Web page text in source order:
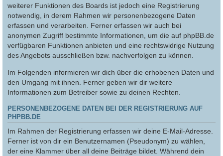
weiterer Funktionen des Boards ist jedoch eine Registrierung
notwendig, in derem Rahmen wir personenbezogene Daten
erfassen und verarbeiten. Ferner erfassen wir auch bei
anonymen Zugriff bestimmte Informationen, um die auf phpBB.de
verfügbaren Funktionen anbieten und eine rechtswidrige Nutzung
des Angebots ausschließen bzw. nachverfolgen zu können.
Im Folgenden informieren wir dich über die erhobenen Daten und
den Umgang mit ihnen. Ferner geben wir dir weitere
Informationen zum Betreiber sowie zu deinen Rechten.
PERSONENBEZOGENE DATEN BEI DER REGISTRIERUNG AUF
PHPBB.DE
Im Rahmen der Registrierung erfassen wir deine E-Mail-Adresse.
Ferner ist von dir ein Benutzernamen (Pseudonym) zu wählen,
der eine Klammer über all deine Beiträge bildet. Während dein